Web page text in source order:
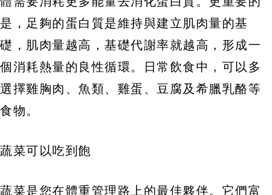
是，足夠的蛋白質是維持與建立肌肉量的基
礎，肌肉量越高，基礎代謝率就越高，形成一
個消耗熱量的良性循環。日常飲食中，可以多
選擇雞胸肉、魚類、雞蛋、豆腐及希臘乳酪等
食物。
蔬菜可以吃到飽
蔬菜是您在體重管理路上的最佳夥伴。它們富